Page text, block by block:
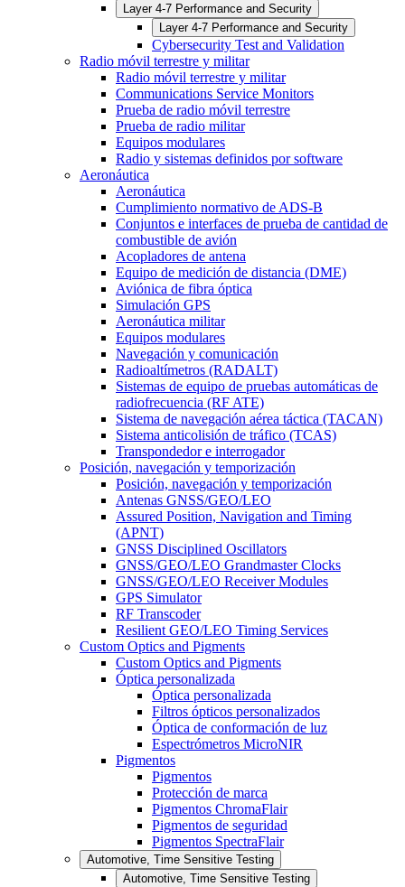
Layer 4-7 Performance and Security
Layer 4-7 Performance and Security
Cybersecurity Test and Validation
Radio móvil terrestre y militar
Radio móvil terrestre y militar
Communications Service Monitors
Prueba de radio móvil terrestre
Prueba de radio militar
Equipos modulares
Radio y sistemas definidos por software
Aeronáutica
Aeronáutica
Cumplimiento normativo de ADS-B
Conjuntos e interfaces de prueba de cantidad de
combustible de avión
Acopladores de antena
Equipo de medición de distancia (DME)
Aviónica de fibra óptica
Simulación GPS
Aeronáutica militar
Equipos modulares
Navegación y comunicación
Radioaltímetros (RADALT)
Sistemas de equipo de pruebas automáticas de
radiofrecuencia (RF ATE)
Sistema de navegación aérea táctica (TACAN)
Sistema anticolisión de tráfico (TCAS)
Transpondedor e interrogador
Posición, navegación y temporización
Posición, navegación y temporización
Antenas GNSS/GEO/LEO
Assured Position, Navigation and Timing
(APNT)
GNSS Disciplined Oscillators
GNSS/GEO/LEO Grandmaster Clocks
GNSS/GEO/LEO Receiver Modules
GPS Simulator
RF Transcoder
Resilient GEO/LEO Timing Services
Custom Optics and Pigments
Custom Optics and Pigments
Óptica personalizada
Óptica personalizada
Filtros ópticos personalizados
Óptica de conformación de luz
Espectrómetros MicroNIR
Pigmentos
Pigmentos
Protección de marca
Pigmentos ChromaFlair
Pigmentos de seguridad
Pigmentos SpectraFlair
Automotive, Time Sensitive Testing
Automotive, Time Sensitive Testing